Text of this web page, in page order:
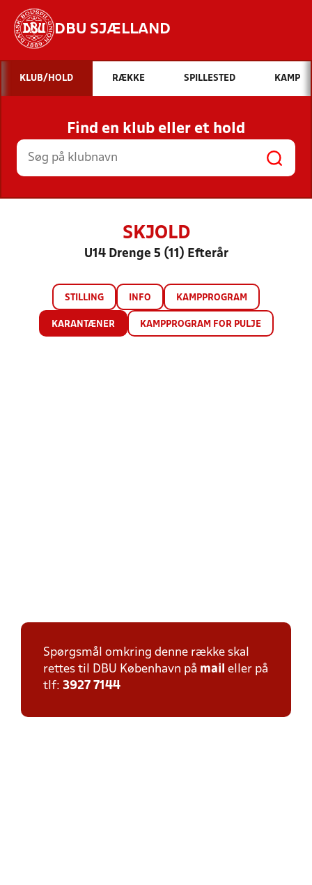
DBU SJÆLLAND
Hvad vil du søge efter?
INDHOLD OG NYHEDER
STILLINGER, RESULTATER, KLUBBER OG
HOLD
KLUB/HOLD RÆKKE SPILLESTED KAMP
Find en klub eller et hold
SKJOLD
U14 Drenge 5 (11) Efterår
STILLING INFO KAMPPROGRAM
KARANTÆNER KAMPPROGRAM FOR PULJE
Spørgsmål omkring denne række skal
rettes til DBU København på mail eller på
tlf: 3927 7144